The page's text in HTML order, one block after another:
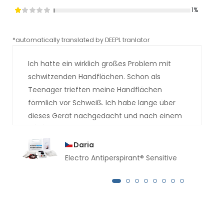
1%
*automatically translated by DEEPL tranlator
Ich hatte ein wirklich großes Problem mit
schwitzenden Handflächen. Schon als
Teenager trieften meine Handflächen
förmlich vor Schweiß. Ich habe lange über
dieses Gerät nachgedacht und nach einem
jetzt wirklich gut, ich hätte es schon viel
früher kaufen sollen. Seit mehreren Monaten
Daria
Electro Antiperspirant® Sensitive